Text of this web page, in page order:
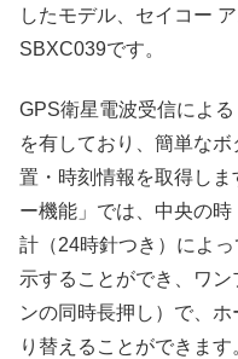
したモデル、セイコー
SBXC039です。
GPS衛星電波受信による
を有しており、簡単な
置・時刻情報を取得し
ー機能」では、中央の
計（24時針つき）によ
示することができ、ワ
ンの同時長押し）で、
り替えることができます